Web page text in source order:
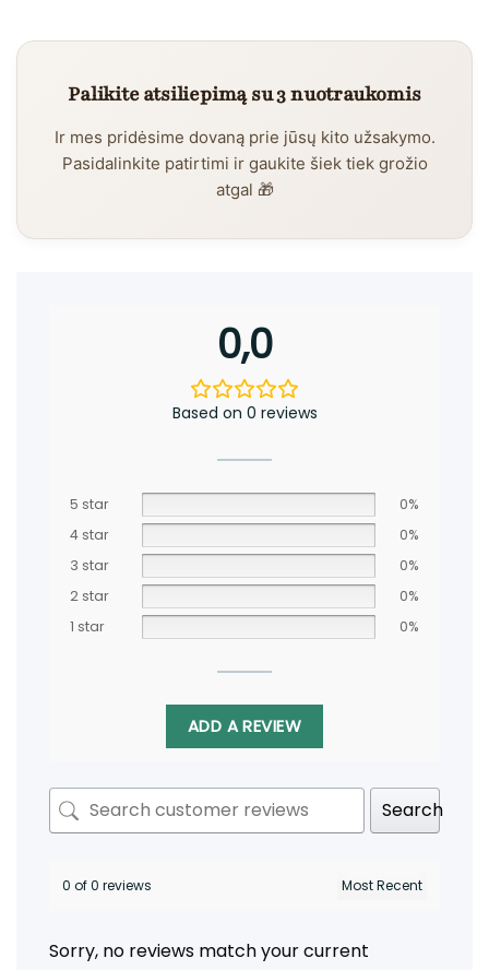
Palikite atsiliepimą su 3 nuotraukomis
Ir mes pridėsime dovaną prie jūsų kito užsakymo.
Pasidalinkite patirtimi ir gaukite šiek tiek grožio
atgal 🎁
0,0
Based on 0 reviews
5 star
0%
4 star
0%
3 star
0%
2 star
0%
1 star
0%
ADD A REVIEW
Search
0 of 0 reviews
Sorry, no reviews match your current